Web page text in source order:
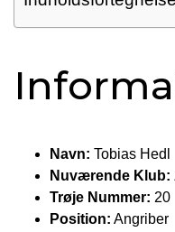
Navn: Tobias Hedl
Nuværende Klub:
Trøje Nummer: 20
Position: Angriber